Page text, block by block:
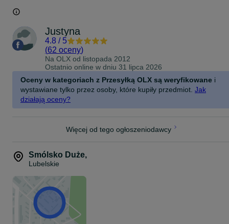
Justyna
4.8 / 5
(62 oceny)
Na OLX od listopada 2012
Ostatnio online w dniu 31 lipca 2026
Oceny w kategoriach z Przesyłką OLX są weryfikowane i
wystawiane tylko przez osoby, które kupiły przedmiot. Jak
działają oceny?
Więcej od tego ogłoszeniodawcy
Smólsko Duże,
Lubelskie